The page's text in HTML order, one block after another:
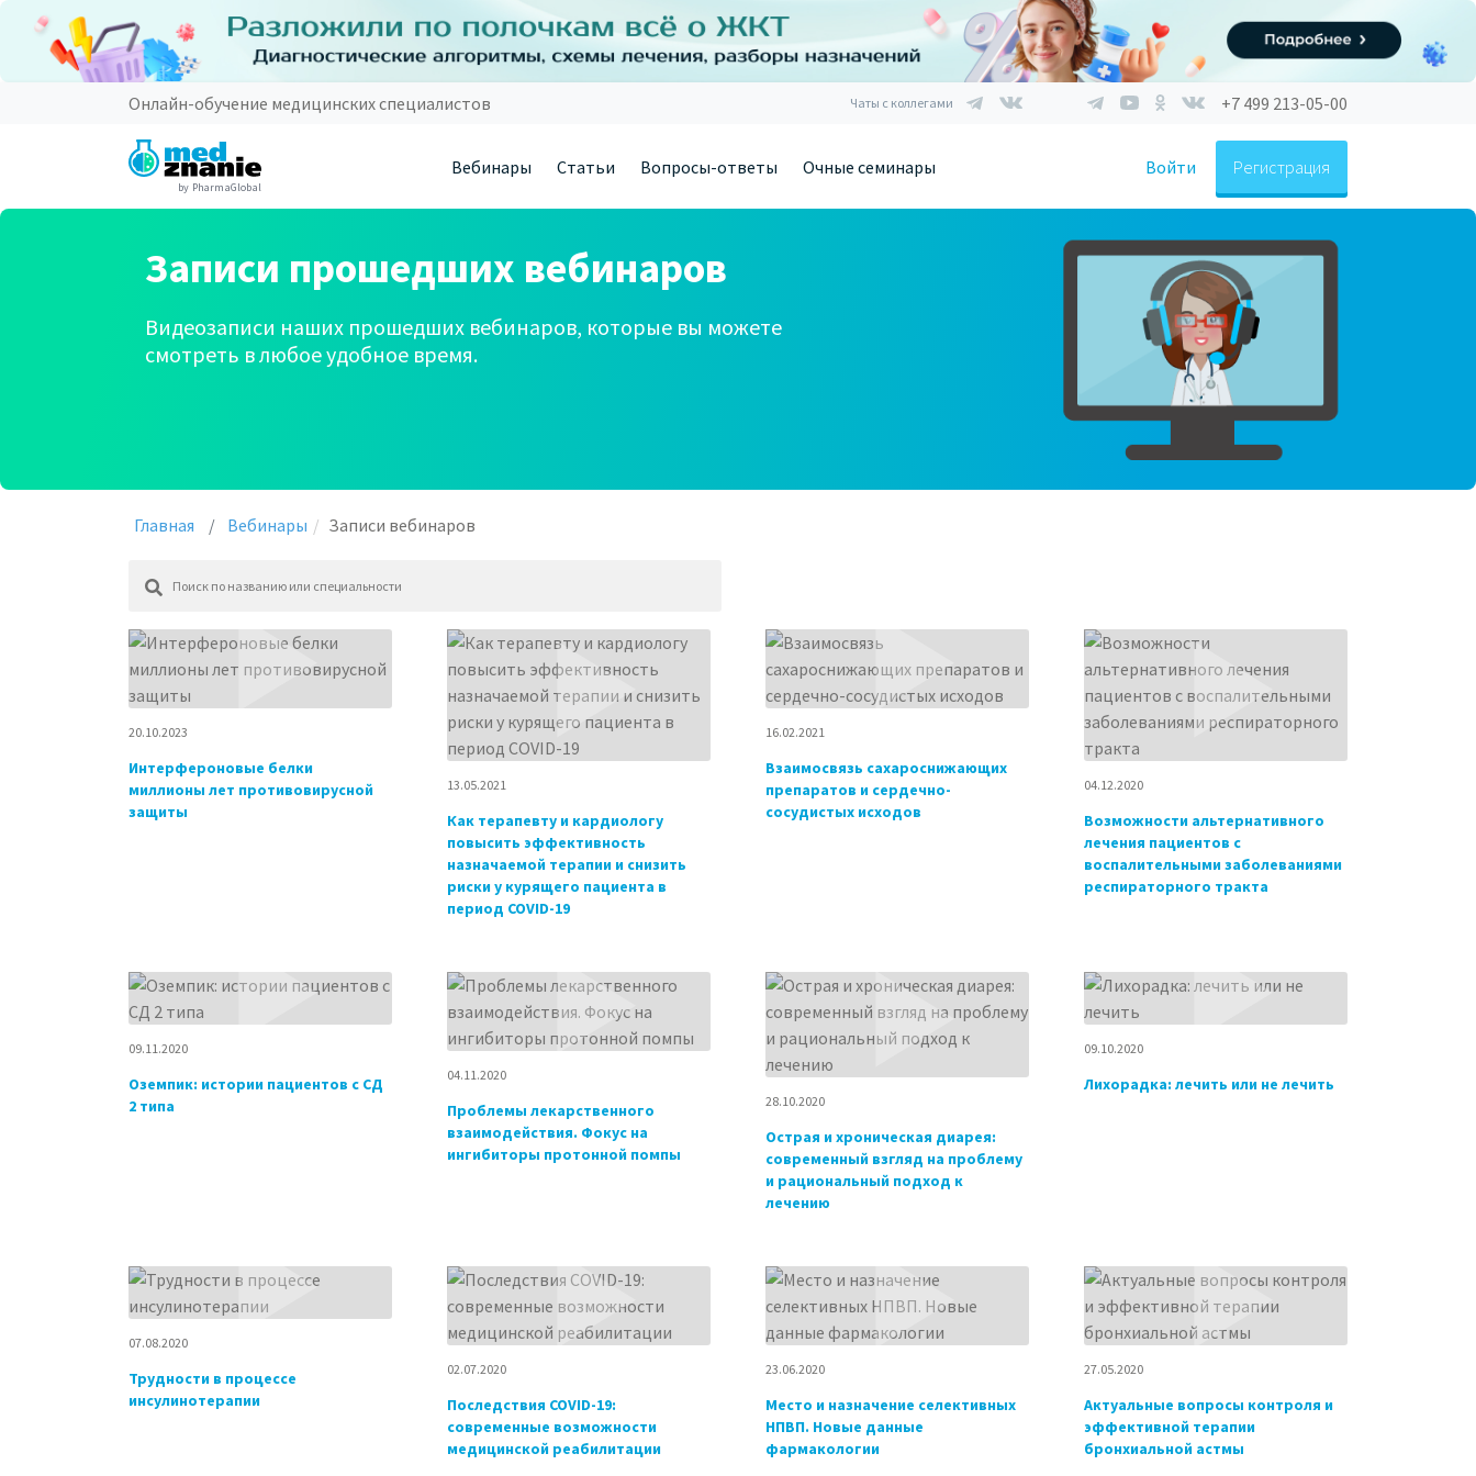
Онлайн-обучение медицинских специалистов Чаты с коллегами +7 499 213-05-00
by PharmaGlobal
Вебинары Статьи Вопросы-ответы Очные семинары Войти Регистрация
Записи прошедших вебинаров
Видеозаписи наших прошедших вебинаров, которые вы можете
смотреть в любое удобное время.
Главная Вебинары Записи вебинаров
20.10.2023
Интерфероновые белки
миллионы лет противовирусной
защиты
13.05.2021
Как терапевту и кардиологу
повысить эффективность
назначаемой терапии и снизить
риски у курящего пациента в
период COVID-19
16.02.2021
Взаимосвязь сахароснижающих
препаратов и сердечно-
сосудистых исходов
04.12.2020
Возможности альтернативного
лечения пациентов с
воспалительными заболеваниями
респираторного тракта
09.11.2020
Оземпик: истории пациентов с СД
2 типа
04.11.2020
Проблемы лекарственного
взаимодействия. Фокус на
ингибиторы протонной помпы
28.10.2020
Острая и хроническая диарея:
современный взгляд на проблему
и рациональный подход к
лечению
09.10.2020
Лихорадка: лечить или не лечить
07.08.2020
Трудности в процессе
инсулинотерапии
02.07.2020
Последствия COVID-19:
современные возможности
медицинской реабилитации
23.06.2020
Место и назначение селективных
НПВП. Новые данные
фармакологии
27.05.2020
Актуальные вопросы контроля и
эффективной терапии
бронхиальной астмы